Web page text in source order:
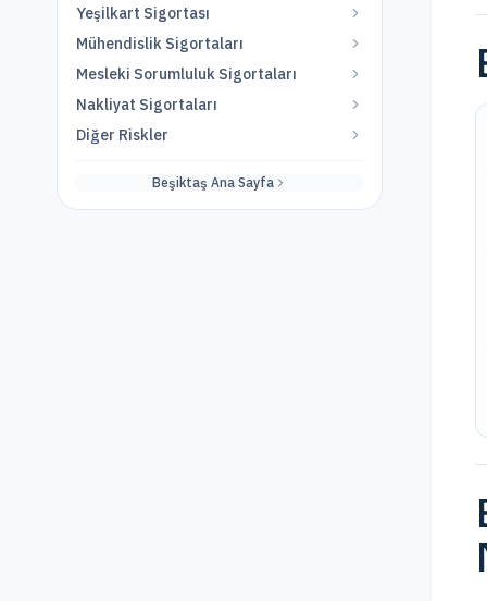
Yeşilkart Sigortası
Mühendislik Sigortaları
Mesleki Sorumluluk Sigortaları
Nakliyat Sigortaları
Diğer Riskler
Beşiktaş Ana Sayfa